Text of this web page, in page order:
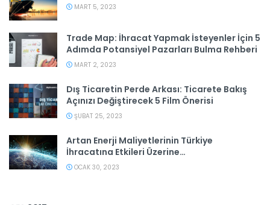
MART 5, 2023
Trade Map: İhracat Yapmak İsteyenler İçin 5
Adımda Potansiyel Pazarları Bulma Rehberi
MART 2, 2023
Dış Ticaretin Perde Arkası: Ticarete Bakış
Açınızı Değiştirecek 5 Film Önerisi
ŞUBAT 25, 2023
Artan Enerji Maliyetlerinin Türkiye
İhracatına Etkileri Üzerine…
OCAK 30, 2023